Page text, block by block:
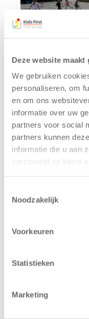
Deze website
We gebruiken
personaliseren, om
en om ons
informatie over uw
partners voor social
partners kunnen
informatie die u aan
verzameld op basis
Noodzakelijk
Voorkeuren
Statistieken
Marketing
Kinderen
De
trainen alvast
voor Kids
Mini 4 Mijl
7 augustus
Eelde, 6
2026 –
Westerburcht in
kregen een…